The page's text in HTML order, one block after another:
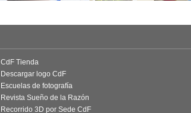
CdF Tienda
Descargar logo CdF
Escuelas de fotografía
Revista Sueño de la Razón
Recorrido 3D por Sede CdF